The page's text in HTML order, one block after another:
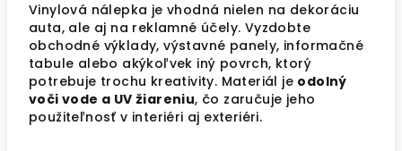
Vinylová nálepka je vhodná nielen na dekoráciu
auta, ale aj na reklamné účely. Vyzdobte
obchodné výklady, výstavné panely, informačné
tabule alebo akýkoľvek iný povrch, ktorý
potrebuje trochu kreativity. Materiál je odolný
voči vode a UV žiareniu, čo zaručuje jeho
použiteľnosť v interiéri aj exteriéri.